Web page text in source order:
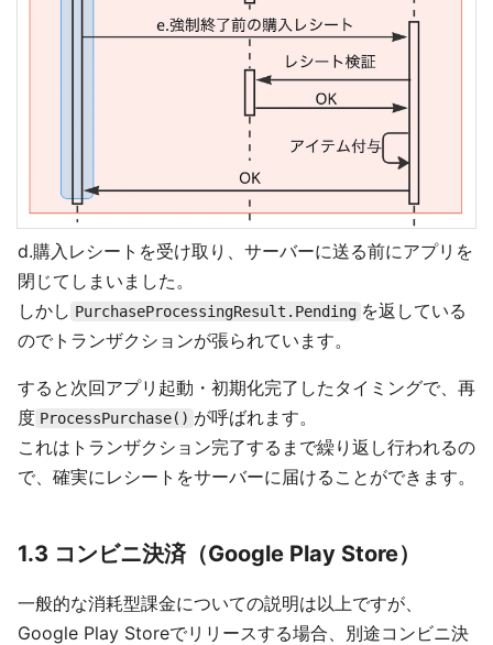
d.購入レシートを受け取り、サーバーに送る前にアプリを
閉じてしまいました。
しかし PurchaseProcessingResult.Pending を返している
のでトランザクションが張られています。
すると次回アプリ起動・初期化完了したタイミングで、再
度 ProcessPurchase() が呼ばれます。
これはトランザクション完了するまで繰り返し行われるの
で、確実にレシートをサーバーに届けることができます。
1.3 コンビニ決済（Google Play Store）
一般的な消耗型課金についての説明は以上ですが、
Google Play Storeでリリースする場合、別途コンビニ決